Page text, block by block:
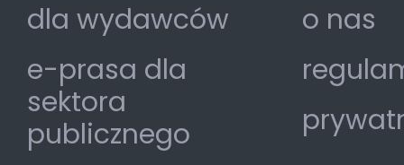
dla wydawców
e-prasa dla
sektora
publicznego
o nas